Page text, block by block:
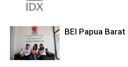
BEI Papua